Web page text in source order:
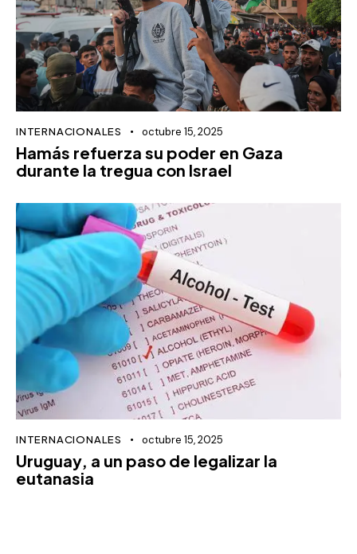
INTERNACIONALES octubre 15, 2025
Hamás refuerza su poder en Gaza
durante la tregua con Israel
INTERNACIONALES octubre 15, 2025
Uruguay, a un paso de legalizar la
eutanasia